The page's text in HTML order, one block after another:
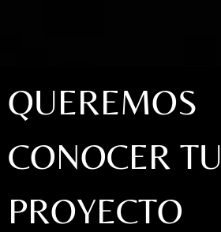
QUEREMOS
CONOCER TU
PROYECTO